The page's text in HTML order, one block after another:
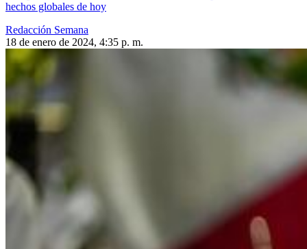
hechos globales de hoy
Redacción Semana
18 de enero de 2024, 4:35 p. m.